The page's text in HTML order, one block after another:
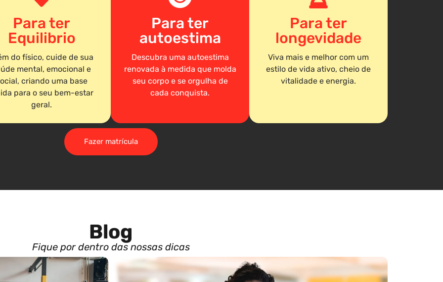
Para ter
Equilibrio
do físico, cuide de sua
mental, emocional e
criando uma base
para o seu bem-estar
geral.
Para ter
autoestima
Descubra uma autoestima
renovada à medida que molda
seu corpo e se orgulha de
cada conquista.
Para ter
longevidade
Viva mais e melhor com um
estilo de vida ativo, cheio de
vitalidade e energia.
Fazer matrícula
Blog
Fique por dentro das nossas dicas